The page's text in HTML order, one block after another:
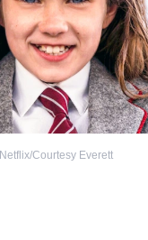
Netflix/Courtesy Everett